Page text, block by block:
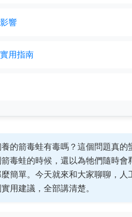
響
用指南
的箭毒蛙有毒嗎？這個問題真
毒蛙的時候，還以為牠們隨時
簡單。今天就來和大家聊聊，
用建議，全部講清楚。